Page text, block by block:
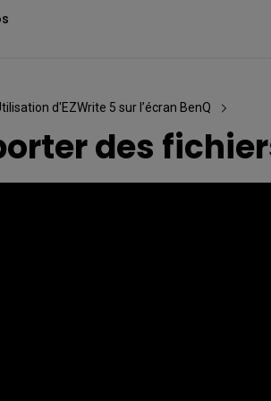
d'EZWrite 5 sur l’écran BenQ
des